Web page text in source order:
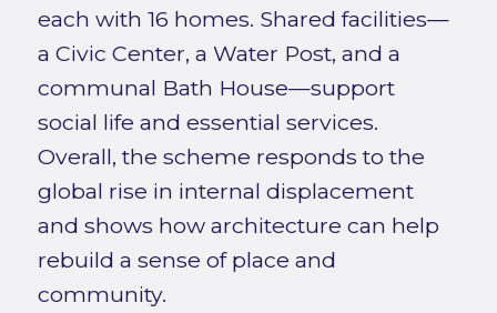
each with 16 homes. Shared facilities—
a Civic Center, a Water Post, and a
communal Bath House—support
social life and essential services.
Overall, the scheme responds to the
global rise in internal displacement
and shows how architecture can help
rebuild a sense of place and
community.